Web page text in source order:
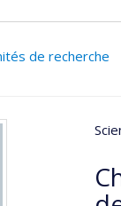
de recherche